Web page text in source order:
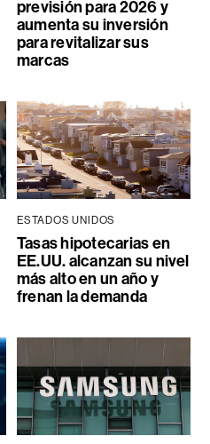
previsión para 2026 y
aumenta su inversión
para revitalizar sus
marcas
ESTADOS UNIDOS
Tasas hipotecarias en
EE.UU. alcanzan su nivel
más alto en un año y
frenan la demanda